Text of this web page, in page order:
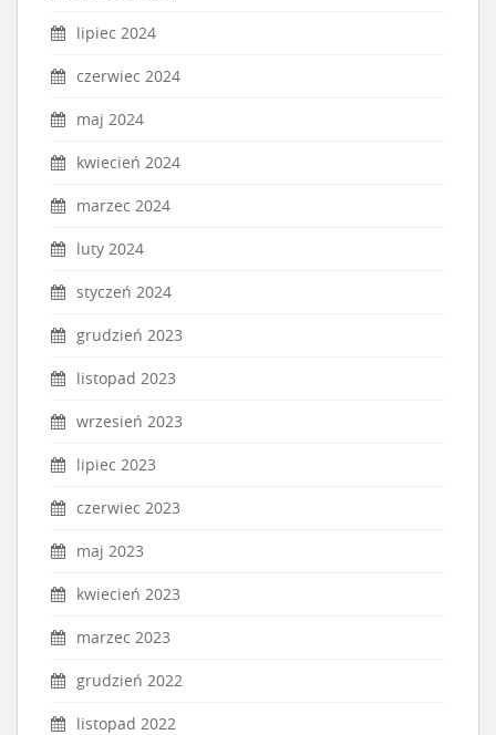
lipiec 2024
czerwiec 2024
maj 2024
kwiecień 2024
marzec 2024
luty 2024
styczeń 2024
grudzień 2023
listopad 2023
wrzesień 2023
lipiec 2023
czerwiec 2023
maj 2023
kwiecień 2023
marzec 2023
grudzień 2022
listopad 2022